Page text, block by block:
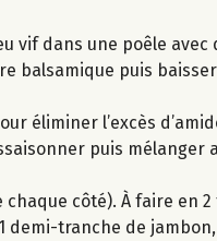
dans une poêle avec
balsamique puis
éliminer l’excès
puis mélanger
côté). À faire en 2
demi-tranche de